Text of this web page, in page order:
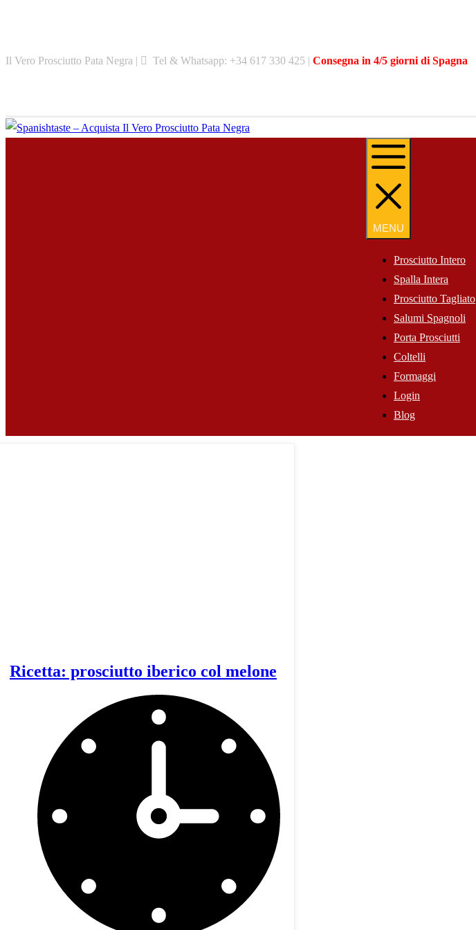
Il Vero Prosciutto Pata Negra | Tel & Whatsapp: +34 617 330 425 | Consegna in 4/5 giorni di Spagna
MENU
MENU
Prosciutto Intero
Spalla Intera
Prosciutto Tagliato
Salumi Spagnoli
Porta Prosciutti
Coltelli
Formaggi
Login
Blog
Ricetta: prosciutto iberico col melone